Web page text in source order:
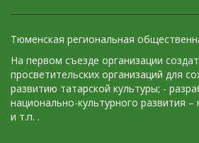
Тюменская региональная
На первом съезде организации
просветительских организаций для
развитию татарской культуры; -
национально-культурного развития
и т.п. .